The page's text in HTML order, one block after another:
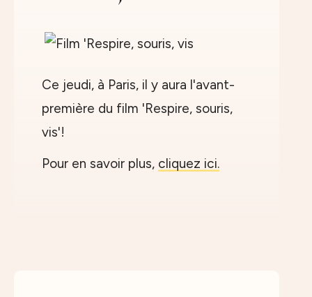
Ce jeudi, à Paris, il y aura l'avant-
première du film 'Respire, souris,
vis'!
Pour en savoir plus, cliquez ici.